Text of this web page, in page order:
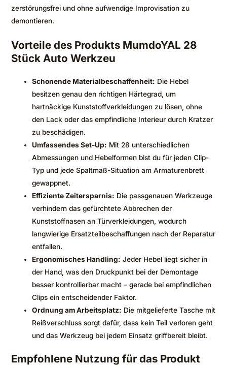
zerstörungsfrei und ohne aufwendige Improvisation zu
demontieren.
Vorteile des Produkts MumdoYAL 28
Stück Auto Werkzeu
Schonende Materialbeschaffenheit: Die Hebel
besitzen genau den richtigen Härtegrad, um
hartnäckige Kunststoffverkleidungen zu lösen, ohne
den Lack oder das empfindliche Interieur durch Kratzer
zu beschädigen.
Umfassendes Set-Up: Mit 28 unterschiedlichen
Abmessungen und Hebelformen bist du für jeden Clip-
Typ und jede Spaltmaß-Situation am Armaturenbrett
gewappnet.
Effiziente Zeitersparnis: Die passgenauen Werkzeuge
verhindern das gefürchtete Abbrechen der
Kunststoffnasen an Türverkleidungen, wodurch
langwierige Ersatzteilbeschaffungen nach der Reparatur
entfallen.
Ergonomisches Handling: Jeder Hebel liegt sicher in
der Hand, was den Druckpunkt bei der Demontage
besser kontrollierbar macht – gerade bei empfindlichen
Clips ein entscheidender Faktor.
Ordnung am Arbeitsplatz: Die mitgelieferte Tasche mit
Reißverschluss sorgt dafür, dass kein Teil verloren geht
und das Werkzeug bei jedem Einsatz griffbereit bleibt.
Empfohlene Nutzung für das Produkt